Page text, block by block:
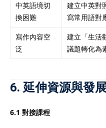
中英語境切
換困難
建立中英對
寫常用語對
寫作內容空
泛
建立「生活
議題轉化為
6. 延伸資源與發
6.1 對接課程